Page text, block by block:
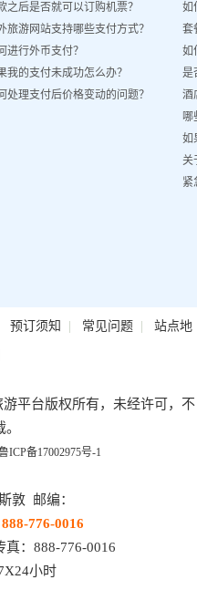
之后是否就可以订购机票？
旅游网站支持哪些支付方式？
进行外币支付？
我的支付未成功怎么办？
处理支付后价格变动的问题？
如
套
如
是
酒
哪
如
关
紧
预订须知 | 常见问题| 站点地
游平台版权所有，未经许可，不
ICP备17002975号-1
敦 邮编：
776-0016
真：888-776-0016
小时